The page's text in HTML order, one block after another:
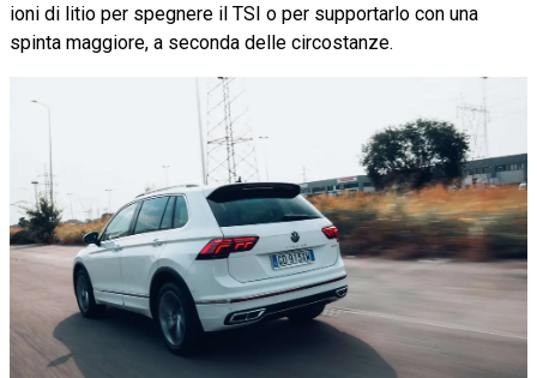
ioni di litio per spegnere il TSI o per supportarlo con una
spinta maggiore, a seconda delle circostanze.